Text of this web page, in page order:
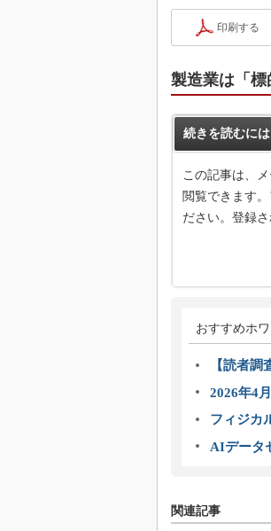
印刷する
製造業は「
続きを読むには
この記事は、
閲覧できます
ださい。登録
おすすめホ
【読者
2026年4
フィジカ
AIデータ
関連記事